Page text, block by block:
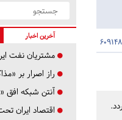
آخرین اخبار
مشتریان نفت ایران در ۷ سال
راز اصرار بر
آنتن شبکه
اقتصاد ایران